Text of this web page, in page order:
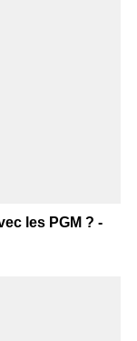
les PGM ? -